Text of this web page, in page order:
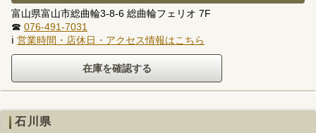
富山県富山市総曲輪3-8-6 総曲輪フェリオ 7F
☎ 076-491-7031
ℹ 営業時間・店休日・アクセス情報はこちら
石川県